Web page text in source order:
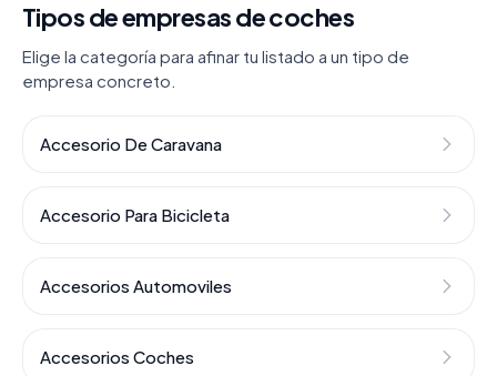
Tipos de empresas de coches
Elige la categoría para afinar tu listado a un tipo de
empresa concreto.
Accesorio De Caravana
Accesorio Para Bicicleta
Accesorios Automoviles
Accesorios Coches